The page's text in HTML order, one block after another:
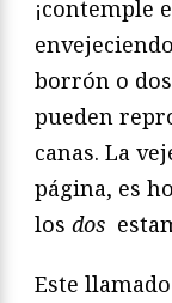
¡contemple
borrón o
pueden
canas. La
página, es
los dos
Este